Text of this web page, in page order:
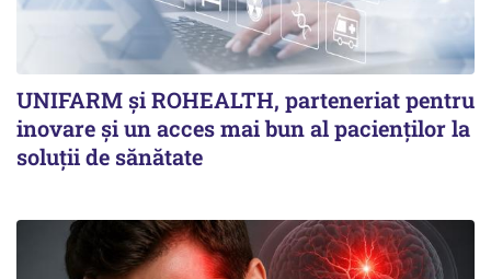
UNIFARM și ROHEALTH, parteneriat pentru
inovare și un acces mai bun al pacienților la
soluții de sănătate